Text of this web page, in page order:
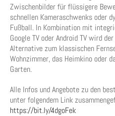
Zwischenbilder für flüssigere
schnellen Kameraschwenks oder
Fußball. In Kombination mit
Google TV oder Android TV wird
Alternative zum klassischen
Wohnzimmer, das Heimkino oder
Garten.
Alle Infos und Angebote zu den
unter folgendem Link
https://bit.ly/4dgoFek